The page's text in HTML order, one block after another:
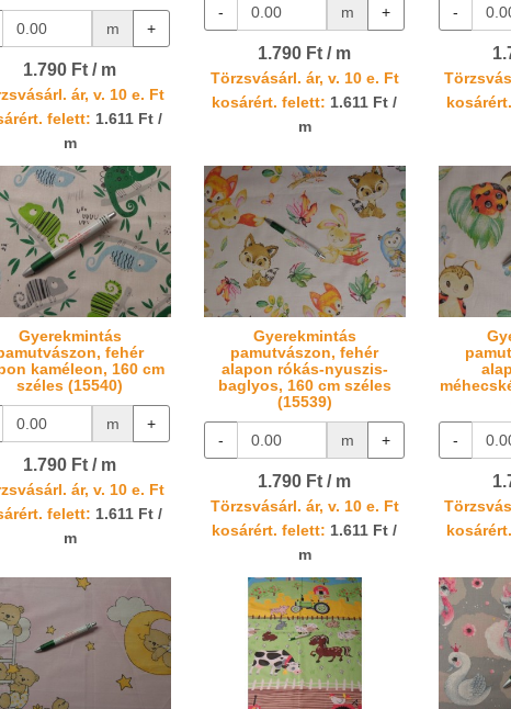
m +
1.790 Ft / m
ár, v. 10 e. Ft
felett: 1.611 Ft /
m
- m +
1.790 Ft / m
Törzsvásárl. ár, v. 10 e. Ft
kosárért. felett: 1.611 Ft /
m
-
Gyerekmintás
fehér
kaméleon, 160 cm
széles (15540)
m +
1.790 Ft / m
ár, v. 10 e. Ft
felett: 1.611 Ft /
m
Gyerekmintás
pamutvászon, fehér
alapon rókás-nyuszis-
baglyos, 160 cm széles
(15539)
- m +
1.790 Ft / m
Törzsvásárl. ár, v. 10 e. Ft
kosárért. felett: 1.611 Ft /
m
-